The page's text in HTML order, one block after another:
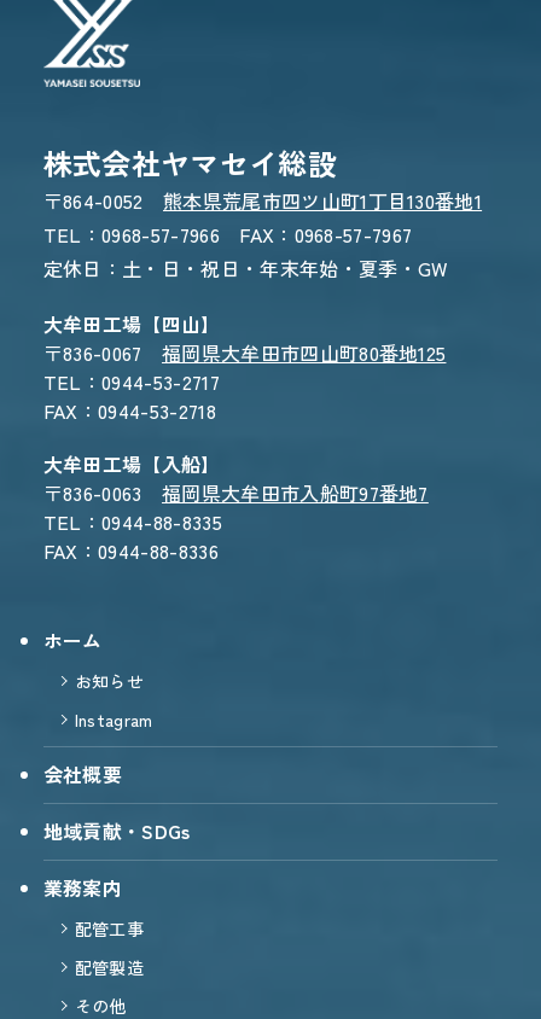
WEBからのお問い合わせ
CONTACT FORM
24時間受付 - 3営業日以内にご返信
株式会社ヤマセイ総設
〒864-0052熊本県荒尾市四ツ山町1丁目130番地1
TEL：0968-57-7966 FAX：0968-57-7967
定休日：土・日・祝日・年末年始・夏季・GW
大牟田工場【四山】
〒836-0067福岡県大牟田市四山町80番地125
TEL：0944-53-2717
FAX：0944-53-2718
大牟田工場【入船】
〒836-0063福岡県大牟田市入船町97番地7
TEL：0944-88-8335
FAX：0944-88-8336
ホーム
お知らせ
Instagram
会社概要
地域貢献・SDGs
業務案内
配管工事
配管製造
その他